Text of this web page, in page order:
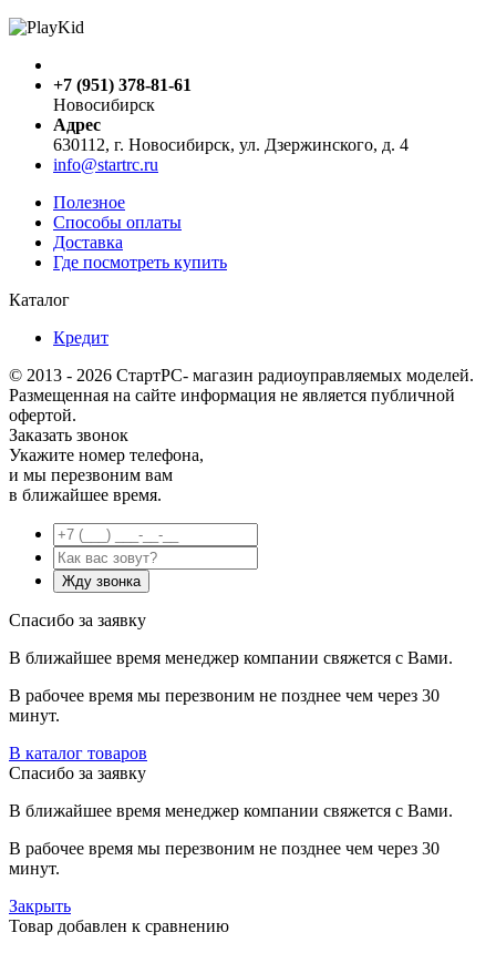
+7 (951) 378-81-61
Новосибирск
Адрес
630112, г. Новосибирск, ул. Дзержинского, д. 4
info@startrc.ru
Полезное
Способы оплаты
Доставка
Где посмотреть купить
Каталог
Кредит
© 2013 - 2026 СтартРС- магазин радиоуправляемых моделей.
Размещенная на сайте информация не является публичной
офертой.
Заказать звонок
Укажите номер телефона,
и мы перезвоним вам
в ближайшее время.
Спасибо за заявку
В ближайшее время менеджер компании свяжется с Вами.
В рабочее время мы перезвоним не позднее чем через 30
минут.
В каталог товаров
Спасибо за заявку
В ближайшее время менеджер компании свяжется с Вами.
В рабочее время мы перезвоним не позднее чем через 30
минут.
Закрыть
Товар добавлен к сравнению